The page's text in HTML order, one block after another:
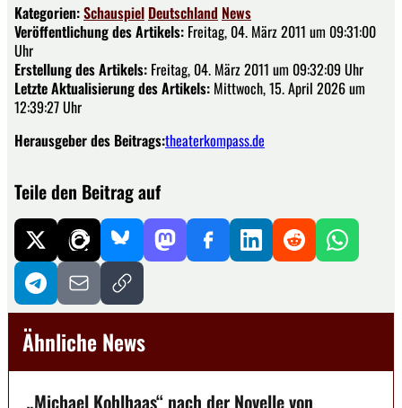
Kategorien:Schauspiel Deutschland News
Veröffentlichung des Artikels: Freitag, 04. März 2011 um 09:31:00
Uhr
Erstellung des Artikels: Freitag, 04. März 2011 um 09:32:09 Uhr
Letzte Aktualisierung des Artikels: Mittwoch, 15. April 2026 um
12:39:27 Uhr
Herausgeber des Beitrags:theaterkompass.de
Teile den Beitrag auf
Ähnliche News
„Michael Kohlhaas“ nach der Novelle von